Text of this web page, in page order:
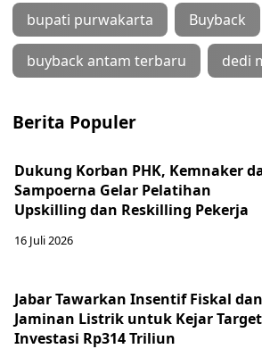
bupati purwakarta Buyback
buyback antam terbaru dedi
Berita Populer
Dukung Korban PHK, Kemnaker
Sampoerna Gelar Pelatihan
Upskilling dan Reskilling Pekerja
16 Juli 2026
Jabar Tawarkan Insentif Fiskal dan
Jaminan Listrik untuk Kejar Target
Investasi Rp314 Triliun